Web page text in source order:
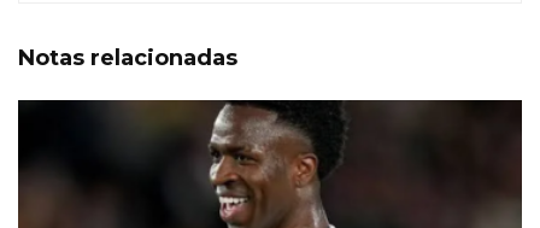
Notas relacionadas